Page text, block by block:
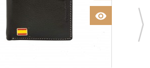
visibility